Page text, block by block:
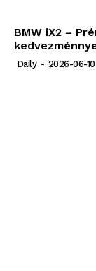
BMW iX2 –
Daily - 2026-06-10